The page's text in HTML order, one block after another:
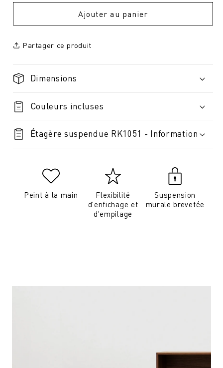
Ajouter au panier
Partager ce produit
Dimensions
Couleurs incluses
Étagère suspendue RK1051 - Information
Peint à la main
Flexibilité
d'enfichage et
d'empilage
Suspension
murale brevetée